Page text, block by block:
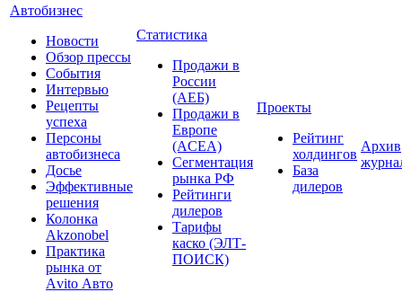
Автобизнес
Новости
Обзор прессы
События
Интервью
Рецепты
успеха
Персоны
автобизнеса
Досье
Эффективные
решения
Колонка
Akzonobel
Практика
рынка от
Аvito Авто
Статистика
Продажи в
России
(АЕБ)
Продажи в
Европе
(ACEA)
Сегментация
рынка РФ
Рейтинги
дилеров
Тарифы
каско (ЭЛТ-
ПОИСК)
Проекты
Рейтинг
холдингов
База
дилеров
Архив